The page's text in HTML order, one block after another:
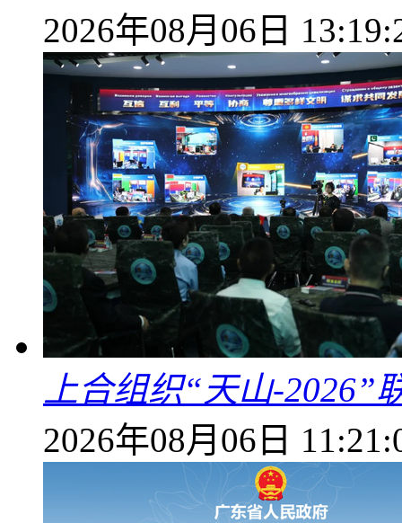
2026年08月06日
上合组织“天山-2026”
2026年08月06日